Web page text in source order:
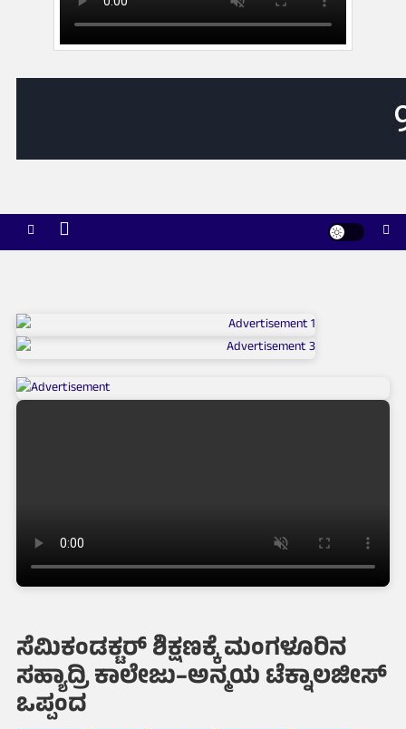
ಸೆಮಿಕಂಡಕ್ಟರ್ ಶಿಕ್ಷಣಕ್ಕೆ ಮಂಗಳೂರಿನ
ಸಹ್ಯಾದ್ರಿ ಕಾಲೇಜು–ಅನ್ಮಯ ಟೆಕ್ನಾಲಜೀಸ್
ಒಪ್ಪಂದ